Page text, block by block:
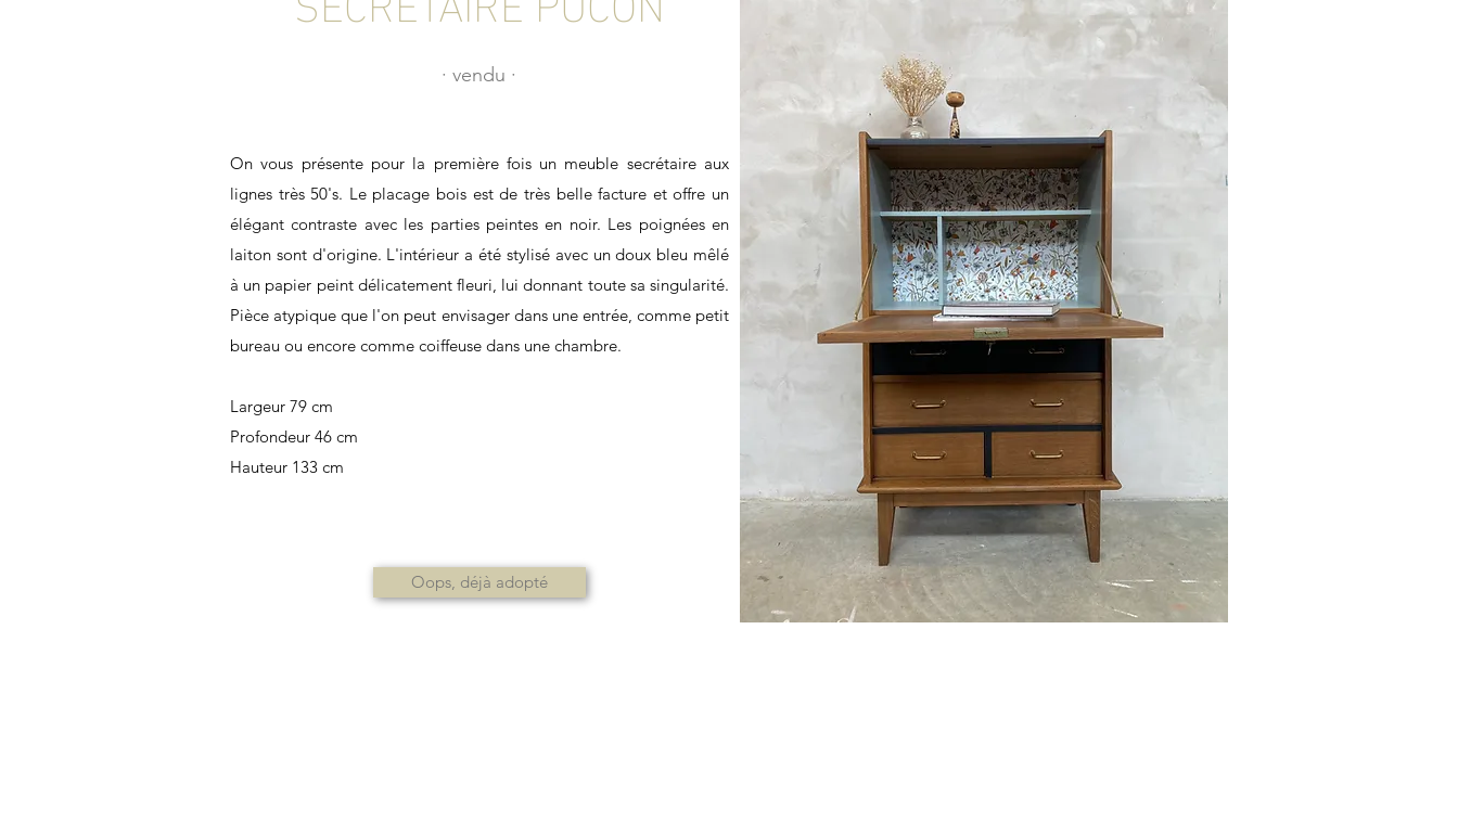
∙ vendu ∙
On vous présente pour la première fois un meuble secrétaire aux
lignes très 50's. Le placage bois est de très belle facture et offre un
élégant contraste avec les parties peintes en noir. Les poignées en
laiton sont d'origine. L'intérieur a été stylisé avec un doux bleu mêlé
à un papier peint délicatement fleuri, lui donnant toute sa singularité.
Pièce atypique que l'on peut envisager dans une entrée, comme petit
bureau ou encore comme coiffeuse dans une chambre. ​
Largeur 79 cm
Profondeur 46 cm
Hauteur 133 cm
Oops, déjà adopté